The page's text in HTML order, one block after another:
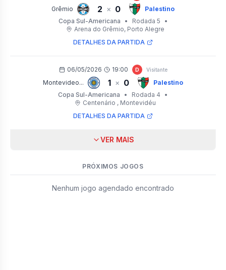
Grêmio 2 × 0
Palestino
Copa Sul-Americana
• Rodada 5
•
Arena do Grêmio, Porto Alegre
DETALHES DA PARTIDA
06/05/2026 19:00 D Visitante
Montevideo... 1 × 0
Palestino
Copa Sul-Americana
• Rodada 4
•
Centenário , Montevidéu
DETALHES DA PARTIDA
VER MAIS
PRÓXIMOS JOGOS
Nenhum jogo agendado encontrado